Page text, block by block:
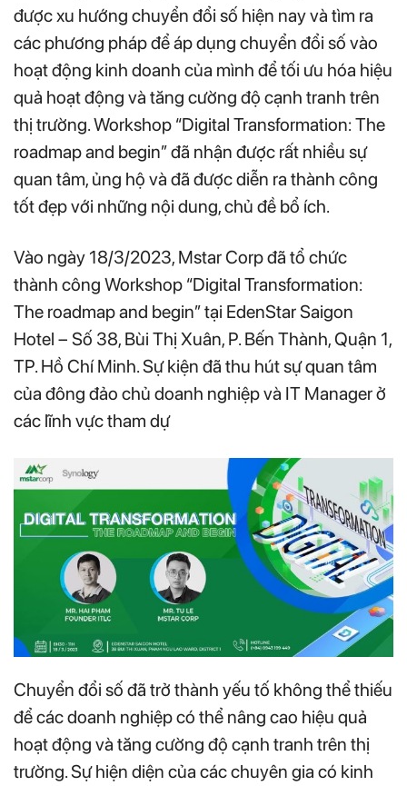
được xu hướng chuyển đổi số hiện nay và tìm ra
các phương pháp để áp dụng chuyển đổi số vào
hoạt động kinh doanh của mình để tối ưu hóa hiệu
quả hoạt động và tăng cường độ cạnh tranh trên
thị trường. Workshop “Digital Transformation: The
roadmap and begin” đã nhận được rất nhiều sự
quan tâm, ủng hộ và đã được diễn ra thành công
tốt đẹp với những nội dung, chủ đề bổ ích.
Vào ngày 18/3/2023, Mstar Corp đã tổ chức
thành công Workshop “Digital Transformation:
The roadmap and begin” tại EdenStar Saigon
Hotel – Số 38, Bùi Thị Xuân, P. Bến Thành, Quận 1,
TP. Hồ Chí Minh. Sự kiện đã thu hút sự quan tâm
của đông đảo chủ doanh nghiệp và IT Manager ở
các lĩnh vực tham dự
Chuyển đổi số đã trở thành yếu tố không thể thiếu
để các doanh nghiệp có thể nâng cao hiệu quả
hoạt động và tăng cường độ cạnh tranh trên thị
trường. Sự hiện diện của các chuyên gia có kinh